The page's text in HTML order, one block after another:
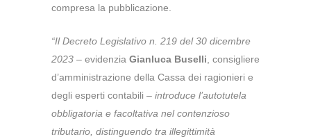
compresa la pubblicazione.
“Il Decreto Legislativo n. 219 del 30 dicembre
2023 – evidenzia Gianluca Buselli , consigliere
d’amministrazione della Cassa dei ragionieri e
degli esperti contabili – introduce l’autotutela
obbligatoria e facoltativa nel contenzioso
tributario, distinguendo tra illegittimità